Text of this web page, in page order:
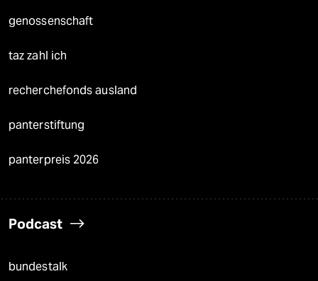
genossenschaft
taz zahl ich
recherchefonds ausland
panterstiftung
panterpreis 2026
Podcast
bundestalk